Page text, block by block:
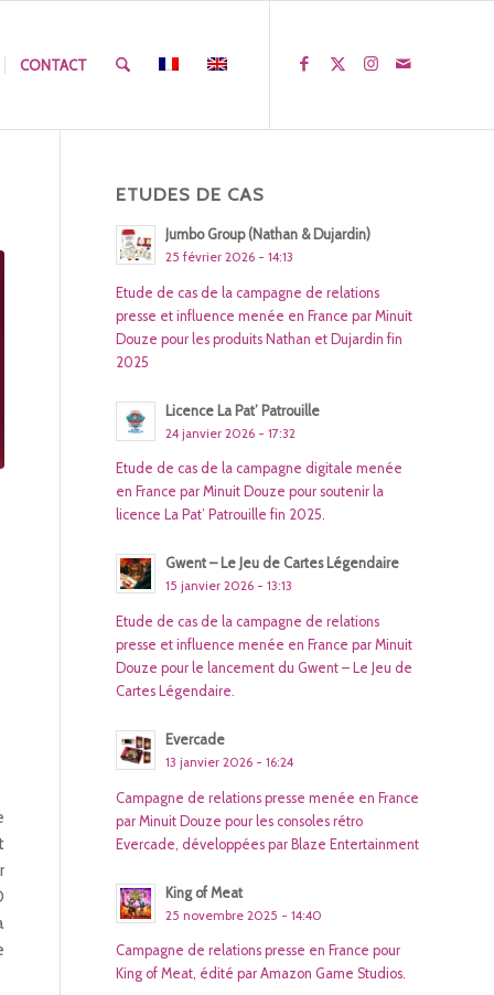
CONTACT
ETUDES DE CAS
Jumbo Group (Nathan & Dujardin)
25 février 2026 - 14:13
Etude de cas de la campagne de relations
presse et influence menée en France par Minuit
Douze pour les produits Nathan et Dujardin fin
2025
Licence La Pat’ Patrouille
24 janvier 2026 - 17:32
Etude de cas de la campagne digitale menée
en France par Minuit Douze pour soutenir la
licence La Pat’ Patrouille fin 2025.
Gwent – Le Jeu de Cartes Légendaire
15 janvier 2026 - 13:13
Etude de cas de la campagne de relations
presse et influence menée en France par Minuit
Douze pour le lancement du Gwent – Le Jeu de
Cartes Légendaire.
Evercade
13 janvier 2026 - 16:24
Campagne de relations presse menée en France
par Minuit Douze pour les consoles rétro
Evercade, développées par Blaze Entertainment
King of Meat
25 novembre 2025 - 14:40
Campagne de relations presse en France pour
King of Meat, édité par Amazon Game Studios.